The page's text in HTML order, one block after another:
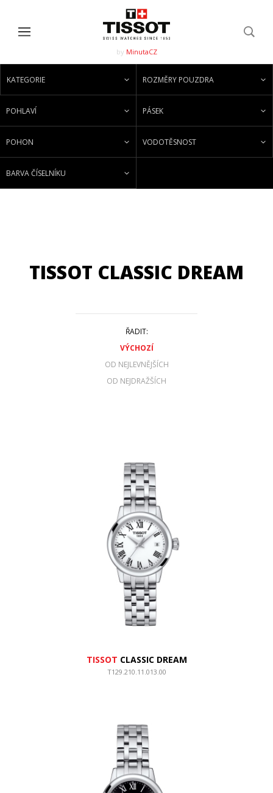
by MinutaCZ
KATEGORIE ROZMĚRY POUZDRA
POHLAVÍ PÁSEK
POHON VODOTĚSNOST
BARVA ČÍSELNÍKU
TISSOT CLASSIC DREAM
ŘADIT:
VÝCHOZÍ
OD NEJLEVNĚJŠÍCH
OD NEJDRAŽŠÍCH
TISSOT CLASSIC DREAM
T129.210.11.013.00